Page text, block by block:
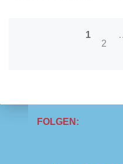
1
2
FOLGEN: